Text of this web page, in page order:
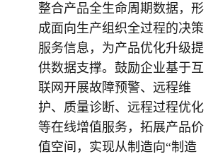
整合产品全生命周期数据，形
成面向生产组织全过程的决策
服务信息，为产品优化升级提
供数据支撑。鼓励企业基于互
联网开展故障预警、远程维
护、质量诊断、远程过程优化
等在线增值服务，拓展产品价
值空间，实现从制造向“制造